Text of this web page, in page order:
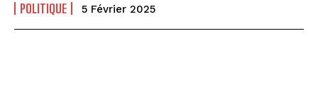
POLITIQUE 5 Février 2025